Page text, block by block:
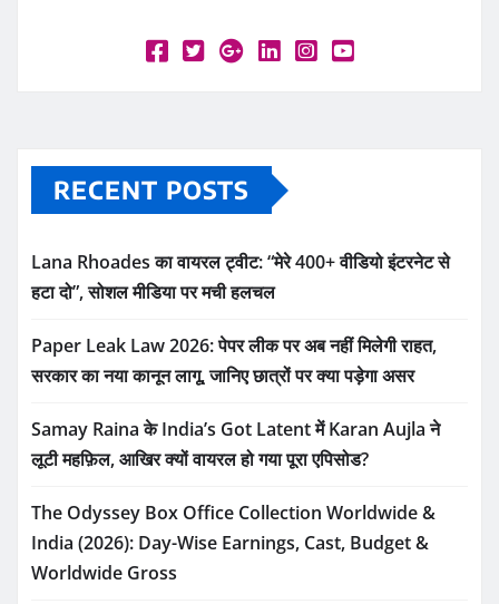
RECENT POSTS
Lana Rhoades का वायरल ट्वीट: “मेरे 400+ वीडियो इंटरनेट से
हटा दो”, सोशल मीडिया पर मची हलचल
Paper Leak Law 2026: पेपर लीक पर अब नहीं मिलेगी राहत,
सरकार का नया कानून लागू, जानिए छात्रों पर क्या पड़ेगा असर
Samay Raina के India’s Got Latent में Karan Aujla ने
लूटी महफ़िल, आखिर क्यों वायरल हो गया पूरा एपिसोड?
The Odyssey Box Office Collection Worldwide &
India (2026): Day-Wise Earnings, Cast, Budget &
Worldwide Gross